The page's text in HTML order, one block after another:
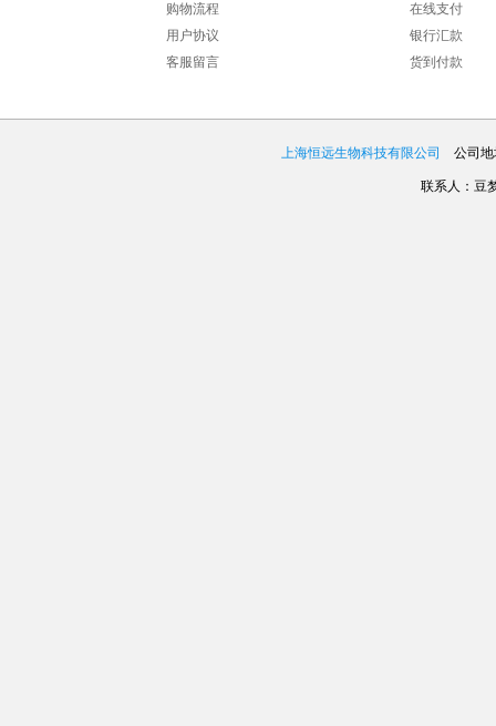
购物流程
用户协议
客服留言
在线支付
银行汇款
货到付款
上海恒远生物科技有限公司 公司地
联系人：豆